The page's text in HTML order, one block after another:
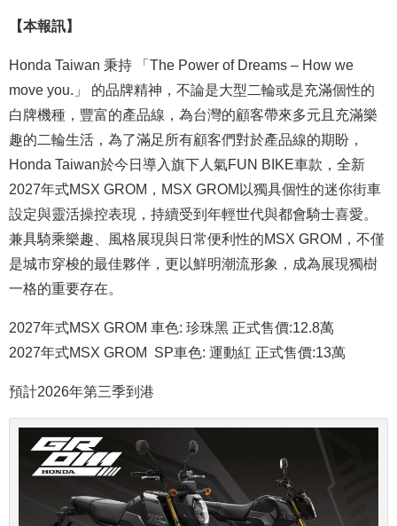
【本報訊】
Honda Taiwan 秉持 「The Power of Dreams – How we
move you.」 的品牌精神，不論是大型二輪或是充滿個性的
白牌機種，豐富的產品線，為台灣的顧客帶來多元且充滿樂
趣的二輪生活，為了滿足所有顧客們對於產品線的期盼，
Honda Taiwan於今日導入旗下人氣FUN BIKE車款，全新
2027年式MSX GROM，MSX GROM以獨具個性的迷你街車
設定與靈活操控表現，持續受到年輕世代與都會騎士喜愛。
兼具騎乘樂趣、風格展現與日常便利性的MSX GROM，不僅
是城市穿梭的最佳夥伴，更以鮮明潮流形象，成為展現獨樹
一格的重要存在。
2027年式MSX GROM 車色: 珍珠黑 正式售價:12.8萬
2027年式MSX GROM SP車色: 運動紅 正式售價:13萬
預計2026年第三季到港